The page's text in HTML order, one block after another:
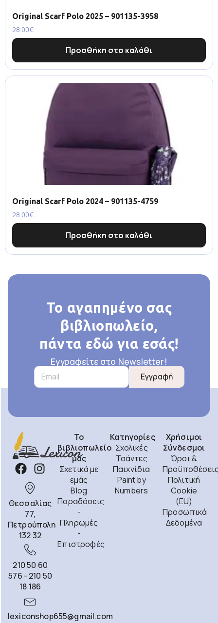
Original Scarf Polo 2025 – 901135-3958
28.00€
Προσθήκη στο καλάθι
Original Scarf Polo 2024 – 901135-4759
28.00€
Προσθήκη στο καλάθι
Το αγαπημένο σας
βιβλιοπωλείο,
πάντα εδώ για εσάς!
Εγγραφείτε στο Newsletter!
Εγγραφή
Θεσσαλίας
77,
Πετρούπολη
132 32
210 50 60
576 - 210 50
18 186
lexiconshop655@gmail.com
Το
βιβλιοπωλείο
μας
Σχετικά με
εμάς
Blog
Παραδόσεις
-
Πληρωμές
-
Επιστροφές
Κατηγορίες
Σχολικές
Τσάντες
Παιχνίδια
Paint by
Numbers
Χρήσιμοι
Σύνδεσμοι
Όροι &
Πολιτική
Cookie
(EU)
Προσωπικά
Δεδομένα